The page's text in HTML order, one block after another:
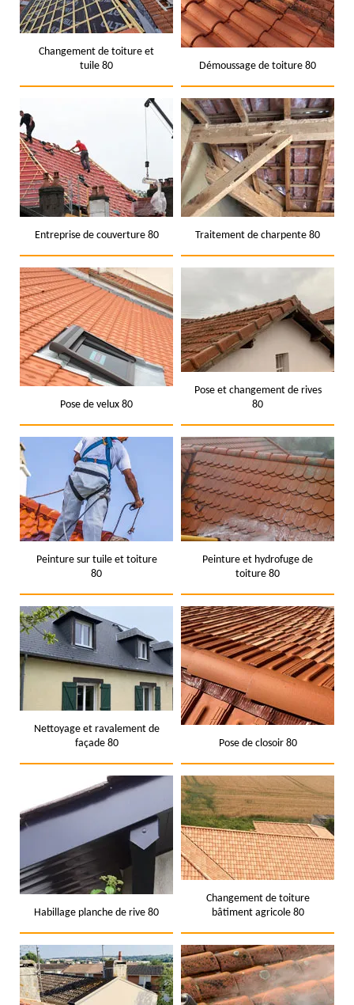
Changement de toiture et
tuile 80
Démoussage de toiture 80
Entreprise de couverture 80 Traitement de charpente 80
Pose de velux 80
Pose et changement de rives
80
Peinture sur tuile et toiture
80
Peinture et hydrofuge de
toiture 80
Nettoyage et ravalement de
façade 80
Pose de closoir 80
Habillage planche de rive 80
Changement de toiture
bâtiment agricole 80